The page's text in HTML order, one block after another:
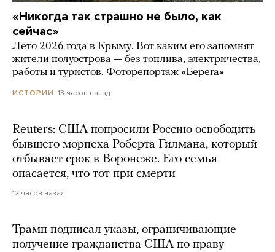
«Никогда так страшно не было, как
сейчас»
Лето 2026 года в Крыму. Вот каким его запомнят
жители полуострова — без топлива, электричества,
работы и туристов. Фоторепортаж «Берега»
ИСТОРИИ 13 часов назад
Reuters: США попросили Россию освободить
бывшего морпеха Роберта Гилмана, который
отбывает срок в Воронеже. Его семья
опасается, что тот при смерти
12 часов назад
Трамп подписал указы, ограничивающие
получение гражданства США по праву